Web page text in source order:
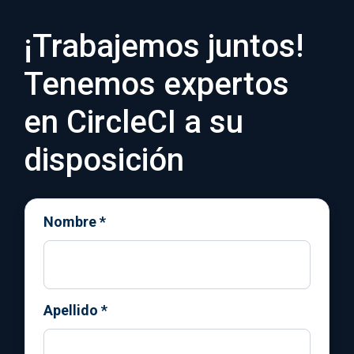
¡Trabajemos juntos!
Tenemos expertos
en CircleCI a su
disposición
Nombre*
Apellido *